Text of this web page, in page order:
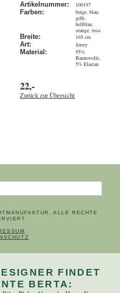
Artikelnummer:
100197
Farben:
beige, blau,
gelb,
hellblau,
orange, rosa
Breite:
165 cm
Art:
Jersey
Material:
95%
Baumwolle,
5% Elastan
22,-
Zurück zur Übersicht
ALLE RECHTE
NAVIGATION ÜBERSPRINGEN
FINDET
BERTA: